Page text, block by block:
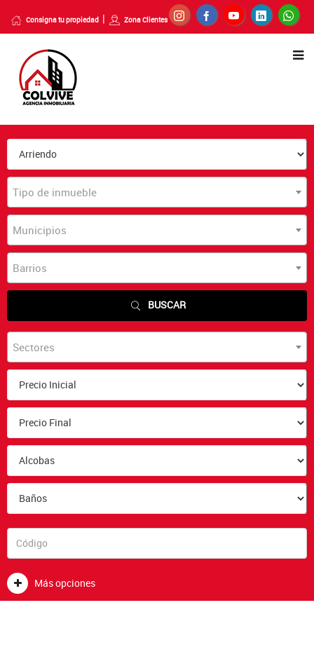
Consigna tu propiedad Zona Clientes
Tipo de inmueble
Municipios
Barrios
BUSCAR
Sectores
Más opciones